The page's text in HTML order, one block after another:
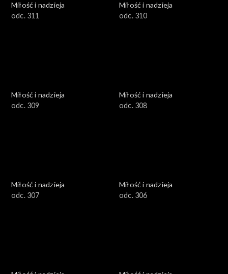
Miłość i nadzieja
odc. 311
Miłość i nadzieja
odc. 310
Miłość i nadzieja
odc. 309
Miłość i nadzieja
odc. 308
Miłość i nadzieja
odc. 307
Miłość i nadzieja
odc. 306